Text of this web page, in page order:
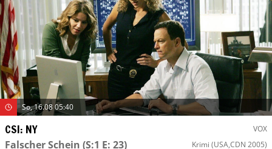
So, 16.08 05:40
CSI: NY VOX
Falscher Schein (S:1 E: 23) Krimi (USA,CDN 2005)